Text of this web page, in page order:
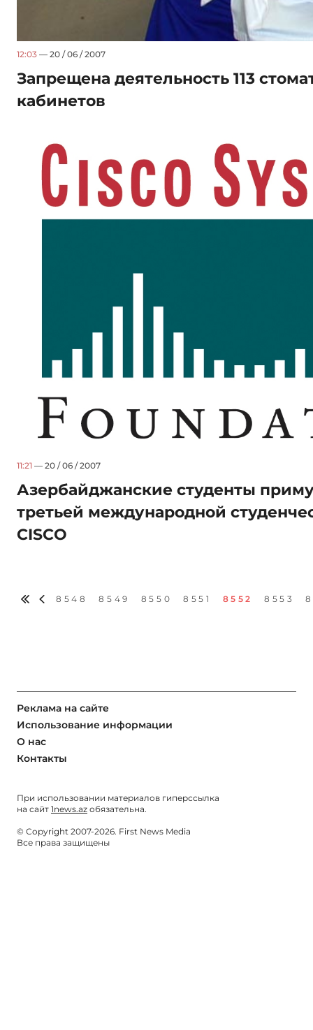
12:03 — 20 / 06 / 2007
Запрещена деятельность 113
кабинетов
11:21 — 20 / 06 / 2007
Азербайджанские студенты
третьей международной
CISCO
8548 8549 8550 8551 8552 8553
Реклама на сайте
Использование информации
О нас
Контакты
При использовании материалов гиперссылка
на сайт 1news.az обязательна.
© Copyright 2007-2026. First News Media
Все права защищены